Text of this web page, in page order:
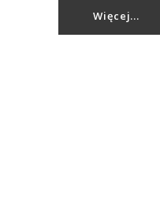
Więcej...